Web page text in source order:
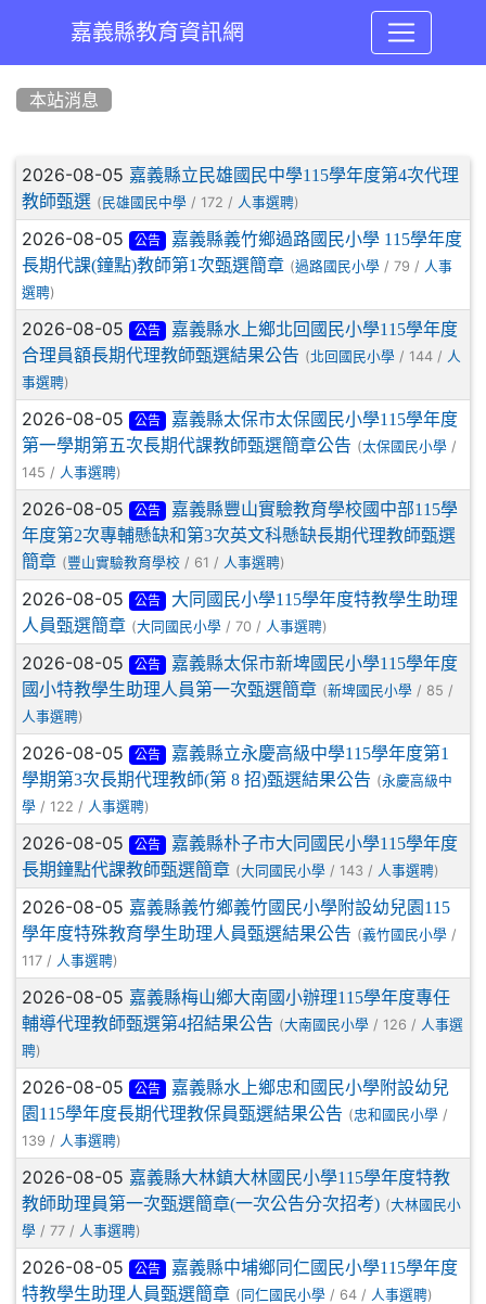
嘉義縣教育資訊網
本站消息
文章列表
2026-08-05 嘉義縣立民雄國民中學115學年度第4次代理
教師甄選 ( 民雄國民中學 / 172 / 人事選聘)
2026-08-05 公告
嘉義縣義竹鄉過路國民小學 115學年度
長期代課(鐘點)教師第1次甄選簡章 (過路國民小學 / 79 / 人事
選聘)
2026-08-05 公告
嘉義縣水上鄉北回國民小學115學年度
合理員額長期代理教師甄選結果公告 (北回國民小學 / 144 / 人
事選聘)
2026-08-05 公告
嘉義縣太保市太保國民小學115學年度
第一學期第五次長期代課教師甄選簡章公告 (太保國民小學 /
145 / 人事選聘)
2026-08-05 公告
嘉義縣豐山實驗教育學校國中部115學
年度第2次專輔懸缺和第3次英文科懸缺長期代理教師甄選
簡章 (豐山實驗教育學校 / 61 / 人事選聘)
2026-08-05 公告
大同國民小學115學年度特教學生助理
人員甄選簡章 (大同國民小學 / 70 / 人事選聘)
2026-08-05 公告
嘉義縣太保市新埤國民小學115學年度
國小特教學生助理人員第一次甄選簡章 (新埤國民小學 / 85 /
人事選聘)
2026-08-05 公告
嘉義縣立永慶高級中學115學年度第1
學期第3次長期代理教師(第 8 招)甄選結果公告 (永慶高級中
學 / 122 / 人事選聘)
2026-08-05 公告
嘉義縣朴子市大同國民小學115學年度
長期鐘點代課教師甄選簡章 (大同國民小學 / 143 / 人事選聘)
2026-08-05 嘉義縣義竹鄉義竹國民小學附設幼兒園115
學年度特殊教育學生助理人員甄選結果公告 (義竹國民小學 /
117 / 人事選聘)
2026-08-05 嘉義縣梅山鄉大南國小辦理115學年度專任
輔導代理教師甄選第4招結果公告 (大南國民小學 / 126 / 人事選
聘)
2026-08-05 公告
嘉義縣水上鄉忠和國民小學附設幼兒
園115學年度長期代理教保員甄選結果公告 (忠和國民小學 /
139 / 人事選聘)
2026-08-05 嘉義縣大林鎮大林國民小學115學年度特教
教師助理員第一次甄選簡章(一次公告分次招考) (大林國民小
學 / 77 / 人事選聘)
2026-08-05 公告
嘉義縣中埔鄉同仁國民小學115學年度
特教學生助理人員甄選簡章 ( 同仁國民小學 / 64 / 人事選聘)